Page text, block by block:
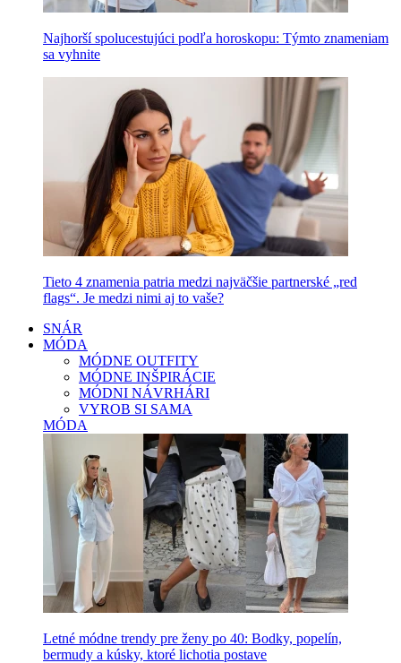
Najhorší spolucestujúci podľa horoskopu: Týmto znameniam
sa vyhnite
Tieto 4 znamenia patria medzi najväčšie partnerské „red
flags“. Je medzi nimi aj to vaše?
SNÁR
MÓDA
MÓDNE OUTFITY
MÓDNE INŠPIRÁCIE
MÓDNI NÁVRHÁRI
VYROB SI SAMA
MÓDA
Letné módne trendy pre ženy po 40: Bodky, popelín,
bermudy a kúsky, ktoré lichotia postave